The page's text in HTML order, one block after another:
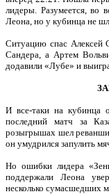
лидеры. Разумеется, во
Леона, но у кубинца не
Ситуацию спас Алексей
Сандера, а Артем
додавили «Лубе» и
И все-таки на кубинца
последний матч за
розыгрышах шел
он умудрился запулить
Но ошибки лидера
поддержали Леона
несколько сумасшедших